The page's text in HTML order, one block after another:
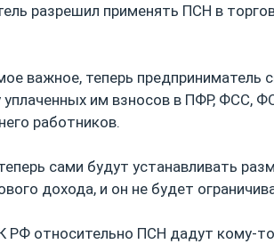
разрешил применять ПСН в
важное, теперь
уплаченных им взносов в ПФР, ФСС,
работников.
сами будут устанавливать
дохода, и он не будет
РФ относительно ПСН дадут кому-